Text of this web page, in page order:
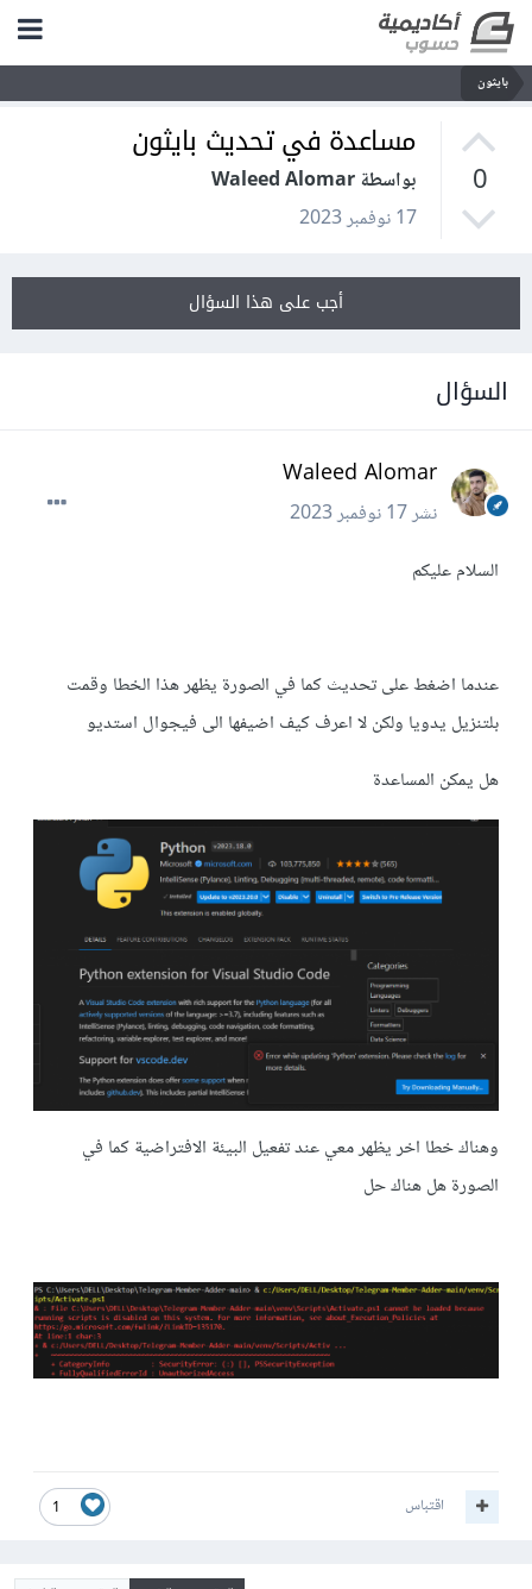
بايثون
0
مساعدة في تحديث بايثون
بواسطة Waleed Alomar
17 نوفمبر 2023
أجب على هذا السؤال
السؤال
Waleed Alomar
نشر17 نوفمبر 2023
السلام عليكم
عندما اضغط على تحديث كما في الصورة يظهر هذا الخطا وقمت
بلتنزيل يدويا ولكن لا اعرف كيف اضيفها الى فيجوال استديو
هل يمكن المساعدة
وهناك خطا اخر يظهر معي عند تفعيل البيئة الافتراضية كما في
الصورة هل هناك حل
1 اقتباس